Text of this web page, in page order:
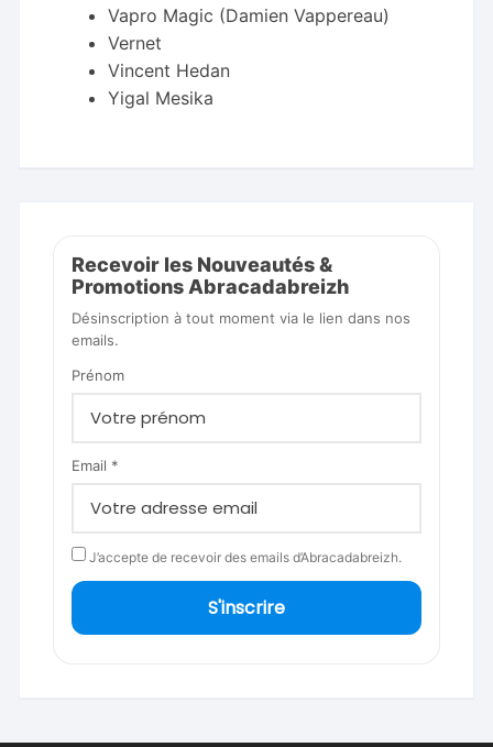
Vapro Magic (Damien Vappereau)
Vernet
Vincent Hedan
Yigal Mesika
Recevoir les Nouveautés &
Promotions Abracadabreizh
Désinscription à tout moment via le lien dans nos
emails.
Prénom
Email *
J’accepte de recevoir des emails d’Abracadabreizh.
S'inscrire